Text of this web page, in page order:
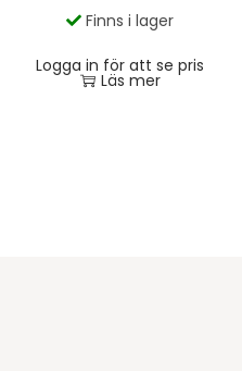
Finns i lager
Logga in för att se pris
Läs mer